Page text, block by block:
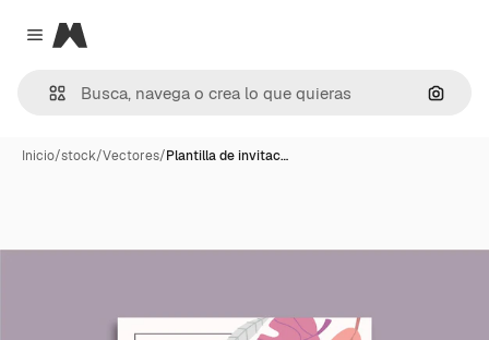
Close menu
Magnific
Inicio/stock/Vectores/Plantilla de invitac…